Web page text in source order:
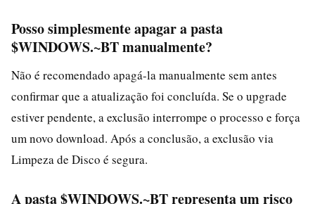
Posso simplesmente apagar a pasta
$WINDOWS.~BT manualmente?
Não é recomendado apagá-la manualmente sem antes
confirmar que a atualização foi concluída. Se o upgrade
estiver pendente, a exclusão interrompe o processo e força
um novo download. Após a conclusão, a exclusão via
Limpeza de Disco é segura.
A pasta $WINDOWS.~BT representa um risco